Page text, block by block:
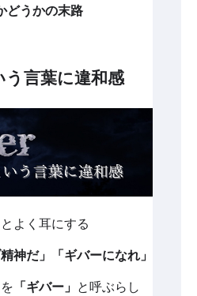
どうかの末路
う言葉に違和感
よく耳にする
神だ」「ギバーになれ」
「ギバー」 と呼ぶらし